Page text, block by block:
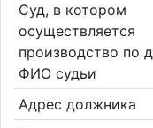
Суд, в котором
осуществляется
производство по
ФИО судьи
Адрес должника